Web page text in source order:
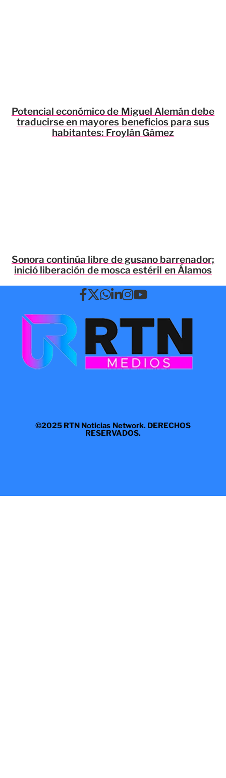
Potencial económico de Miguel Alemán debe
traducirse en mayores beneficios para sus
habitantes: Froylán Gámez
Sonora continúa libre de gusano barrenador;
inició liberación de mosca estéril en Álamos
©2025 RTN Noticias Network. DERECHOS
RESERVADOS.